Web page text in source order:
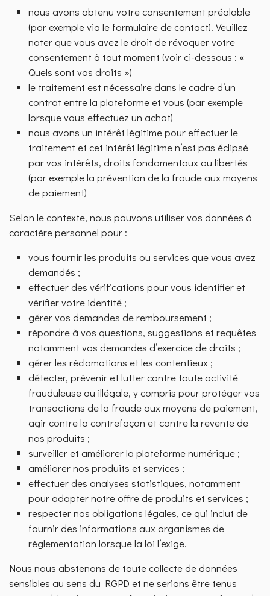
nous avons obtenu votre consentement préalable
(par exemple via le formulaire de contact). Veuillez
noter que vous avez le droit de révoquer votre
consentement à tout moment (voir ci-dessous : «
Quels sont vos droits »)
le traitement est nécessaire dans le cadre d’un
contrat entre la plateforme et vous (par exemple
lorsque vous effectuez un achat)
nous avons un intérêt légitime pour effectuer le
traitement et cet intérêt légitime n’est pas éclipsé
par vos intérêts, droits fondamentaux ou libertés
(par exemple la prévention de la fraude aux moyens
de paiement)
Selon le contexte, nous pouvons utiliser vos données à
caractère personnel pour :
vous fournir les produits ou services que vous avez
demandés ;
effectuer des vérifications pour vous identifier et
vérifier votre identité ;
gérer vos demandes de remboursement ;
répondre à vos questions, suggestions et requêtes
notamment vos demandes d’exercice de droits ;
gérer les réclamations et les contentieux ;
détecter, prévenir et lutter contre toute activité
frauduleuse ou illégale, y compris pour protéger vos
transactions de la fraude aux moyens de paiement,
agir contre la contrefaçon et contre la revente de
nos produits ;
surveiller et améliorer la plateforme numérique ;
améliorer nos produits et services ;
effectuer des analyses statistiques, notamment
pour adapter notre offre de produits et services ;
respecter nos obligations légales, ce qui inclut de
fournir des informations aux organismes de
réglementation lorsque la loi l’exige.
Nous nous abstenons de toute collecte de données
sensibles au sens du RGPD et ne serions être tenus